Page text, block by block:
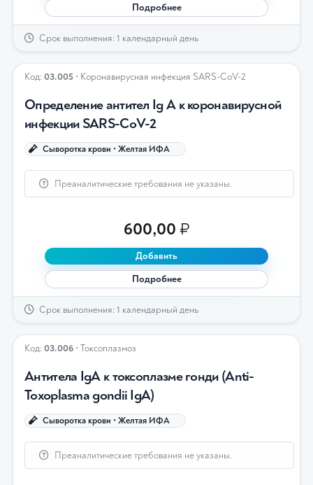
Подробнее
Срок выполнения: 1 календарный день
Код:03.005 • Коронавирусная инфекция SARS-CoV-2
Определение антител Ig А к коронавирусной
инфекции SARS-CoV-2
Сыворотка крови • Желтая ИФА
Преаналитические требования не указаны.
600,00 ₽
Добавить
Подробнее
Срок выполнения: 1 календарный день
Код:03.006 • Токсоплазмоз
Антитела IgА к токсоплазме гонди (Аnti-
Toxoplasma gondii IgА)
Сыворотка крови • Желтая ИФА
Преаналитические требования не указаны.